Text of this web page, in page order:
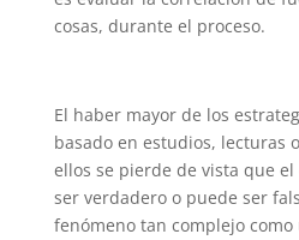
cosas, durante el proceso.
El haber mayor de los
basado en estudios, lecturas
ellos se pierde de vista que
ser verdadero o puede ser
fenómeno tan complejo como